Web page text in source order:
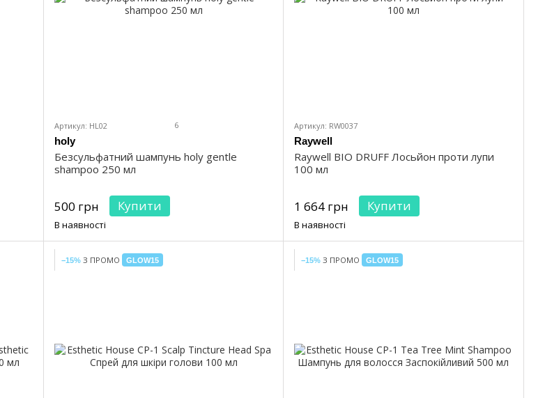
Артикул: HL02 6
holy
Безсульфатний шампунь holy gentle
shampoo 250 мл
500 грн Купити
В наявності
Артикул: RW0037
Raywell
Raywell BIO DRUFF Лосьйон проти лупи
100 мл
1 664 грн Купити
В наявності
−15% З ПРОМО GLOW15 −15% З ПРОМО GLOW15